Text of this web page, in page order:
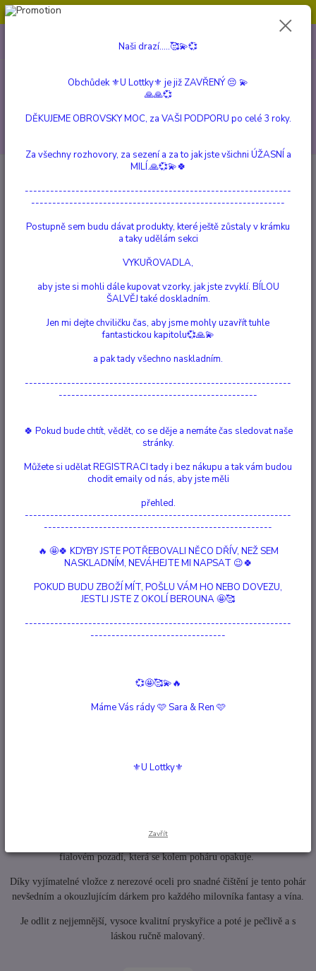
CZK
POHÁR Jednorožec
POHÁR Jednorožec
Ohodnotit produkt
Tento Fantasy pohár je černý a zdoben stříbrnými vzory a na stopce je
fialovém pozadí, která se kolem poháru opakuje. Díky vyjímatelné
Není skladem
Nejsme plátci DPH
Číslo produktu:
132002
pryskyřice, nerezová ocel, ručně malovaný
19 cm
hmotnost:
0,35kg
Hlídat cenu / dostupnost
Pohár JEDNOROŽEC
fialovém pozadí, která se kolem poháru opakuje.
Díky vyjímatelné vložce z nerezové oceli pro snadné čištění je tento pohár
nevšedním a okouzlujícím dárkem pro každého milovníka fantasy a vína.
Je odlit z nejjemnější, vysoce kvalitní pryskyřice a poté je pečlivě a s
láskou ručně malovaný.
Naši drazí.....🥰💫💞
Obchůdek ⚜️U Lottky⚜️ je již ZAVŘENÝ 😔 💫
🙏🙏💞
DĚKUJEME OBROVSKY MOC, za VAŠI PODPORU po celé 3 roky.
Za všechny rozhovory, za sezení a za to jak jste všichni ÚŽASNÍ a
MILÍ.🙏💞💫🍀
---------------------------------------------------------------
------------------------------------------------------------
Postupně sem budu dávat produkty, které ještě zůstaly v krámku
a taky udělám sekci
VYKUŘOVADLA,
aby jste si mohli dále kupovat vzorky, jak jste zvyklí. BÍLOU
ŠALVĚJ také doskladním.
Jen mi dejte chviličku čas, aby jsme mohly uzavřít tuhle
fantastickou kapitolu💞🙏💫
a pak tady všechno naskladním.
---------------------------------------------------------------
-----------------------------------------------
🍀 Pokud bude chtít, vědět, co se děje a nemáte čas sledovat naše
stránky.
Můžete si udělat REGISTRACI tady i bez nákupu a tak vám budou
chodit emaily od nás, aby jste měli
přehled.
---------------------------------------------------------------
------------------------------------------------------
🔥 🤩🍀 KDYBY JSTE POTŘEBOVALI NĚCO DŘÍV, NEŽ SEM
NASKLADNÍM, NEVÁHEJTE MI NAPSAT 😉🍀
POKUD BUDU ZBOŽÍ MÍT, POŠLU VÁM HO NEBO DOVEZU,
JESTLI JSTE Z OKOLÍ BEROUNA 🤩🥰
---------------------------------------------------------------
--------------------------------
💞🤩🥰💫🔥
Máme Vás rády 🩷 Sara & Ren 🩷
⚜️U Lottky⚜️
Zavřít